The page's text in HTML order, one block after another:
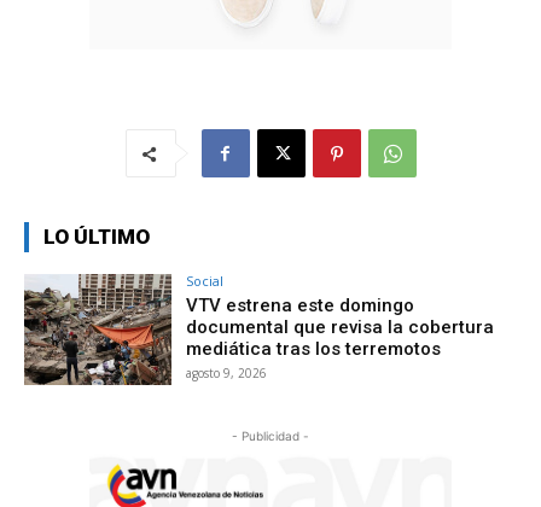
LO ÚLTIMO
Social
VTV estrena este domingo
documental que revisa la cobertura
mediática tras los terremotos
agosto 9, 2026
- Publicidad -